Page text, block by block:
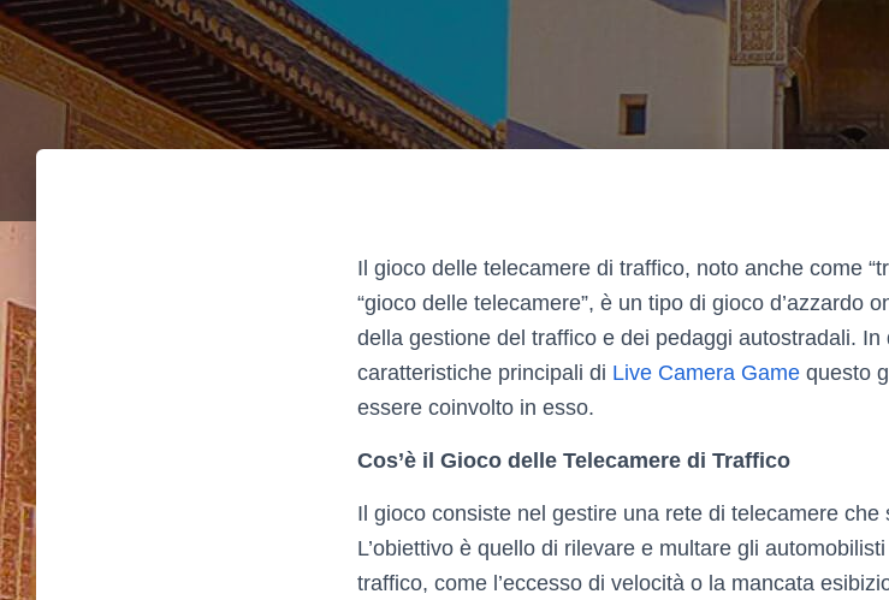
Il gioco delle telecamere di traffico, noto anche come
“gioco delle telecamere”, è un tipo di gioco d’azzardo
della gestione del traffico e dei pedaggi autostradali.
caratteristiche principali di Live Camera Game questo
essere coinvolto in esso.
Cos’è il Gioco delle Telecamere di Traffico
Il gioco consiste nel gestire una rete di telecamere
L’obiettivo è quello di rilevare e multare gli
traffico, come l’eccesso di velocità o la mancata